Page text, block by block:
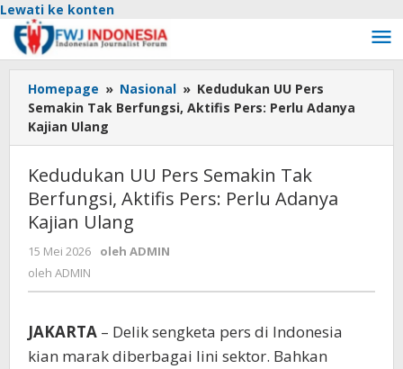
Lewati ke konten
Homepage » Nasional » Kedudukan UU Pers
Semakin Tak Berfungsi, Aktifis Pers: Perlu Adanya
Kajian Ulang
Kedudukan UU Pers Semakin Tak
Berfungsi, Aktifis Pers: Perlu Adanya
Kajian Ulang
15 Mei 2026 oleh ADMIN
oleh ADMIN
JAKARTA – Delik sengketa pers di Indonesia
kian marak diberbagai lini sektor. Bahkan